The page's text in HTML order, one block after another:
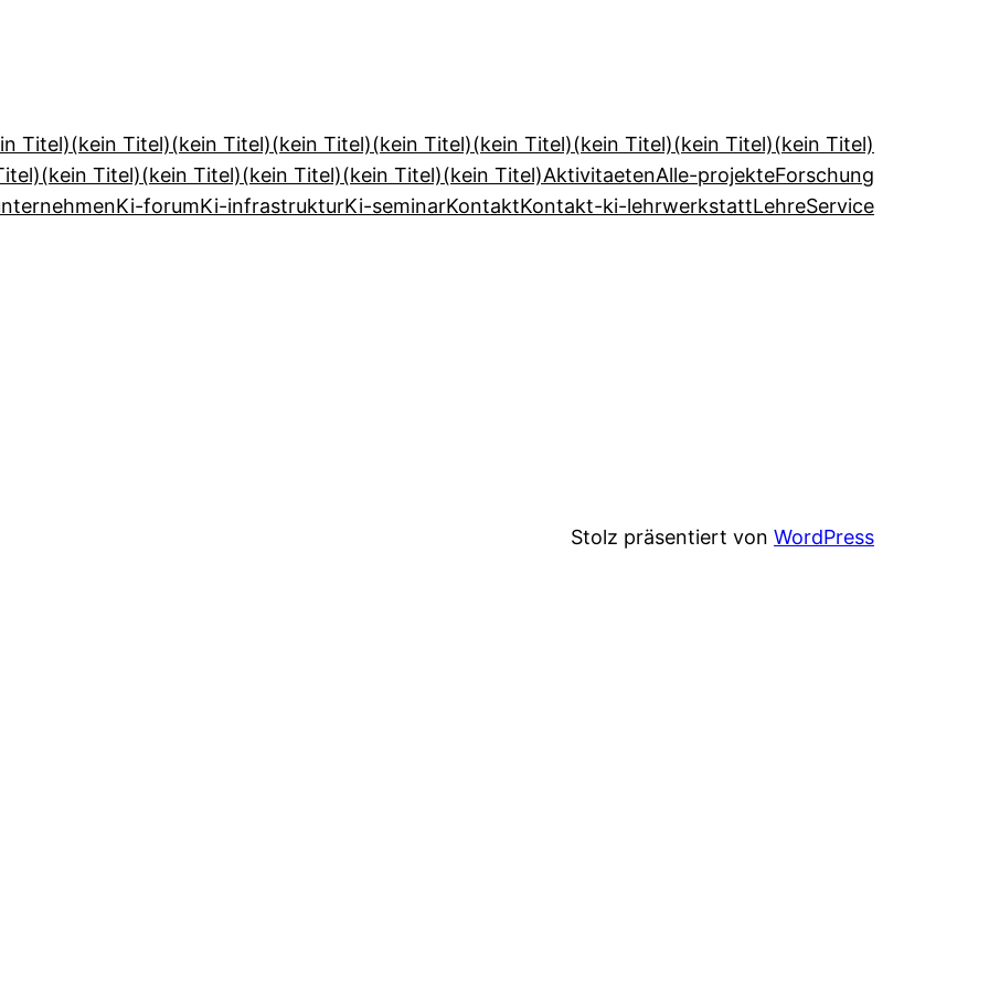
Titel)(kein Titel)(kein Titel)(kein Titel)(kein Titel)(kein Titel)(kein Titel)(kein Titel)(kein Titel)
(kein Titel)(kein Titel)(kein Titel)(kein Titel)(kein Titel)AktivitaetenAlle-projekteForschung
Ki-forumKi-infrastrukturKi-seminarKontaktKontakt-ki-lehrwerkstattLehreService
Stolz präsentiert von WordPress